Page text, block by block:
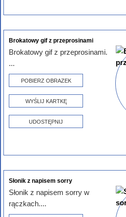
Brokatowy gif z przeprosinami
Brokatowy gif z przeprosinami.
...
POBIERZ OBRAZEK
WYŚLIJ KARTKĘ
UDOSTĘPNIJ
Słonik z napisem sorry
Słonik z napisem sorry w
rączkach....